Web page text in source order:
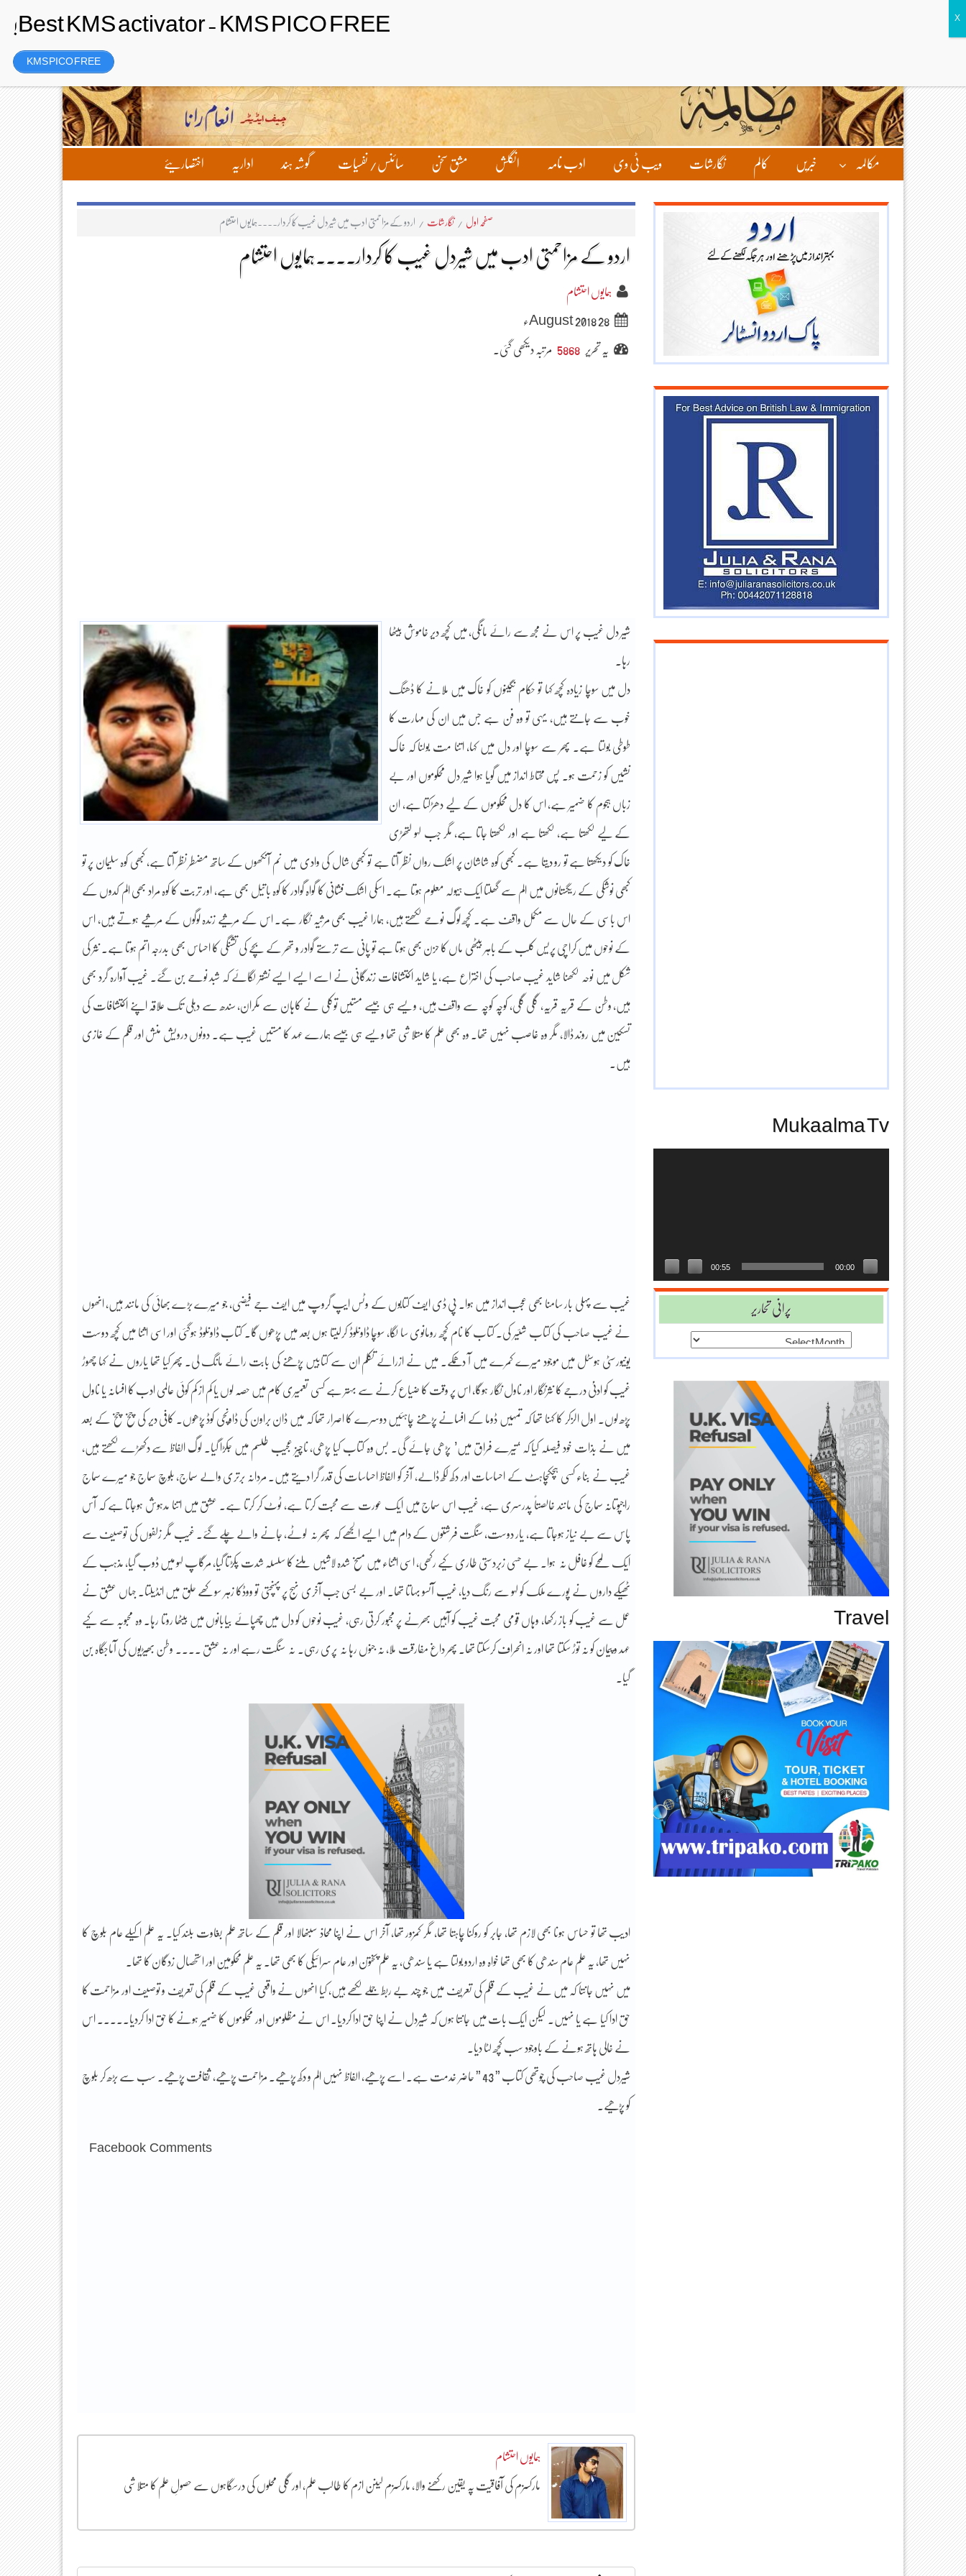
Friday، 7 August 2026ء لاگ ان رجسٹر
مکالمہ خبریں کالم نگارشات ویب ٹی وی ادب نامہ انگلش مشق سخن سائنس/ نفسیات گوشہ ہند اداریہ اختصاریئے
صفحہ اول / نگارشات / اردو کے مزاحمتی ادب میں شیردل غیب کا کردار۔۔۔۔ہمایوں احتشام
اردو کے مزاحمتی ادب میں شیردل غیب کا کردار۔۔۔۔ہمایوں احتشام
ہمایوں احتشام
28 August 2018ء
یہ تحریر 5868 مرتبہ دیکھی گئی۔
شیر دل غیب پر اس نے مجھ سے رائے مانگی، میں کچھ دیر خاموش بیٹھا
رہا۔
دل میں سوچا زیادہ کچھ کہا تو حکام نگینوں کو خاک میں ملانے کا ڈھنگ
خوب سے جانتے ہیں، یہی تو وہ فن ہے جس میں ان کی مہارت کا
طوطی بولتا ہے۔ پھر سے سوچا اور دل میں کہا، اتنا مت بولنا کہ خاک
نشیں کو زحمت ہو۔ پس محتاط انداز میں گویا ہوا شیر دل محکوموں اور بے
زباں ہجوم کا ضمیر ہے، اس کا دل محکوموں کے لیے دھڑکتا ہے، ان
کے لیے لکھتا ہے، لکھتا ہے اور لکھتا جاتا ہے، مگر جب لہو لتھڑی
خاک کو دیکھتا ہے تو رو دیتا ہے۔ کبھی کوہ شاشان پر اشک رواں نظر آتا ہے تو کبھی شال کی وادی میں نم آنکھوں کے ساتھ مضطر نظر آتا ہے، کبھی کوہ سلیمان پر تو
کبھی نوشکی کے ریگستانوں میں الم سے گھلتا ایک ہیولہ معلوم ہوتا ہے۔ اسکی اشک فشانی کا گواہ گوادر کا کوہ باتیل بھی ہے، اور تربت کا کوہ مراد بھی الم کدوں کے
اس باسی کے حال سے مکمل واقف ہے۔ کچھ لوگ نوحے لکھتے ہیں، ہمارا غیب بھی مرثیہ نگار ہے۔ اس کے مرثیے زندہ لوگوں کے مرثیے ہوتے ہیں، اس
کے نوحوں میں کراچی پریس کلب کے باہر بیٹھی ماں کا حزن بھی ہوتا ہے تو پانی سے ترستے گوادر و تھر کے بچے کی تشنگی کا احساس بھی بدرجہ اتم ہوتا ہے۔ نثر کی
شکل میں نوحہ لکھنا شاید غیب صاحب کی اختراع ہے، یا شاید اکتشافات زندگانی نے اسے ایسے ایسے نشتر لگائے کہ شبد نوحے بن گئے۔ غیب آوارہ گرد بھی
ہیں، وطن کے قریہ قریہ، گلی گلی، کوچہ کوچہ سے واقف ہیں، ویسے ہی جیسے مستیں توکلی نے کاہان سے مکران، سندھ سے دہلی تک علاقہ اپنے اکتشافات کی
تسکین میں روند ڈالا، مگر وہ غاصب نہیں تھا۔ وہ بھی علم کا متلاشی تھا ویسے ہی جیسے ہمارے عہد کا مستیں غیب ہے۔ دونوں درویش منش اور قلم کے غازی
ہیں۔
غیب سے پہلی بار سامنا بھی عجب انداز میں ہوا۔ پی ڈی ایف کتابوں کے وٹس ایپ گروپ میں ایف جے فیضی، جو میرے بڑے بھائی کی مانند ہیں، انھوں
نے غیب صاحب کی کتاب شئیر کی۔ کتاب کا نام کچھ رومانوی سا لگا، سوچا ڈاونلوڈ کرلیتا ہوں بعد میں پڑھوں گا۔ کتاب ڈاونلوڈ ہوگئی اور اسی اثنا میں کچھ دوست
یونیورسٹی ہوسٹل میں موجود میرے کمرے میں آ دھمکے۔ میں نے ازرائے تکلم ان سے کتابیں پڑھنے کی بابت رائے مانگ لی۔ پھر کیا تھا یاروں نے کہا چھوڑ
غیب کو ادنیٰ درجے کا نثرنگار اور ناول نگار ہوگا، اس پر وقت کا ضیاع کرنے سے بہتر ہے کسی تعمیری کام میں حصہ لوں یا کم از کم کوئی عالمی ادب کا افسانہ یا ناول
پڑھ لوں۔ اول الزکر کا کہنا تھا کہ تمہیں ڈوما کے افسانے پڑھنے چاہئیں دوسرے کا اصرار تھا کہ میں ڈان براون کی ڈاونچی کوڈ پڑھوں۔ کافی دیر کی چخ چخ کے بعد
میں نے بذات خود فیصلہ کیا کہ ‘تیرے فراق میں’ پڑھی جائے گی۔ بس وہ کتاب کیا پڑھی، ناچیز عجیب طلسم میں جکڑا گیا۔ لوگ الفاظ سے دکھڑے لکھتے ہیں،
غیب نے بناء کسی ہچکچاہٹ کے احساسات اور دکھ لکھ ڈالے، آخر کو الفاظ احساسات کی قدر گرا دیتے ہیں۔ مردانہ برتری والے سماج، بلوچ سماج جو میرے سماج
راجپوتانہ سماج کی مانند خالصتاً پدرسری ہے، غیب اس سماج میں ایک عورت سے محبت کرتا ہے، ٹوٹ کر کرتا ہے۔ عشق میں اتنا مدہوش ہوجاتا ہے کہ آس
پاس سے بے نیاز ہوجاتا ہے، یار دوست، سنگت فرشتوں کے دام میں ایسے الجھے کہ پھر نہ لوٹے، جانے والے چلے گئے۔ غیب مگر زلفوں کی توصیف سے
ایک لمحے کو غافل نہ ہوا۔ بے حسی زبردستی طاری کیے رکھی، اسی اثناء میں مسخ شدہ لاشیں ملنے کا سلسلہ شدت پکڑتا گیا، مرگاپ لہو میں ڈوب گیا، مذہب کے
ٹھیکے داروں نے پورے ملک کو لہو سے رنگ دیا، غیب آنسو بہاتا تھا۔ اور بے بسی جب آخری نہج پر پہنچتی تو ووڈکا زہر سوکھے حلق میں انڈیلتا۔ جہاں عشق نے
عمل سے غیب کو باز رکھا، وہاں قومی محبت غیب کو آہیں بھرنے پر مجبور کرتی رہی، غیب نوحوں کو دل میں چھپائے بیابانوں میں بیٹھا روتا رہا۔ وہ محبوبہ سے کیے
عہد و پیمان کو نہ توڑ سکتا تھا اور نہ انحراف کرسکتا تھا۔ پھر داغ مفارقت ملا، نہ جنوں رہا نہ پری رہی۔ نہ سنگت رہے اور نہ عشق ۔۔۔۔ وطن بھیڑیوں کی آماجگاہ بن
گیا۔
ادیب تھا تو حساس ہونا بھی لازم تھا، جابر کو روکنا چاہتا تھا، مگر کمزور تھا، آخر اس نے اپنا محاذ سبنھالا اور قلم کے ساتھ علم بغاوت بلند کیا۔ یہ علم اکیلے عام بلوچ کا
نہیں تھا، یہ علم عام سندھی کا بھی تھا خواہ وہ اردو بولتا ہے یا سندھی، یہ علم پختون اور عام سرائیکی کا بھی تھا۔ یہ علم محکومین اور استحصال زدگان کا تھا۔
میں نہیں جانتا کہ میں نے غیب کے قلم کی تعریف میں جو چند بے ربط جملے لکھے ہیں، کیا انھوں نے واقعی غیب کے قلم کی تعریف و توصیف اور مزاحمت کا
حق ادا کیا ہے یا نہیں۔ لیکن ایک بات میں جانتا ہوں کہ شیردل نے اپنا حق ادا کردیا۔ اس نے مظلوموں اور محکوموں کا ضمیر ہونے کا حق ادا کردیا۔۔۔۔۔ اس
نے خالی ہاتھ ہونے کے باوجود سب کچھ لٹا دیا۔
شیردل غیب صاحب کی چوتھی کتاب ” 43 ” حاضر خدمت ہے۔ اسے پڑھیے، الفاظ نہیں الم و دکھ پڑھیے۔ مزاحمت پڑھیے، ثقافت پڑھیے۔ سب سے بڑھ کر بلوچ
کو پڑھیے۔
Facebook Comments
ہمایوں احتشام
مارکسزم کی آفاقیت پہ یقین رکھنے والا، مارکسزم لینن ازم کا طالب علم، اور گلی محلوں کی درسگاہوں سے حصولِ علم کا متلاشی
Mukaalma Tv
00:00
00:55
پرانی تحاریر
Travel
KMS PICO FREE